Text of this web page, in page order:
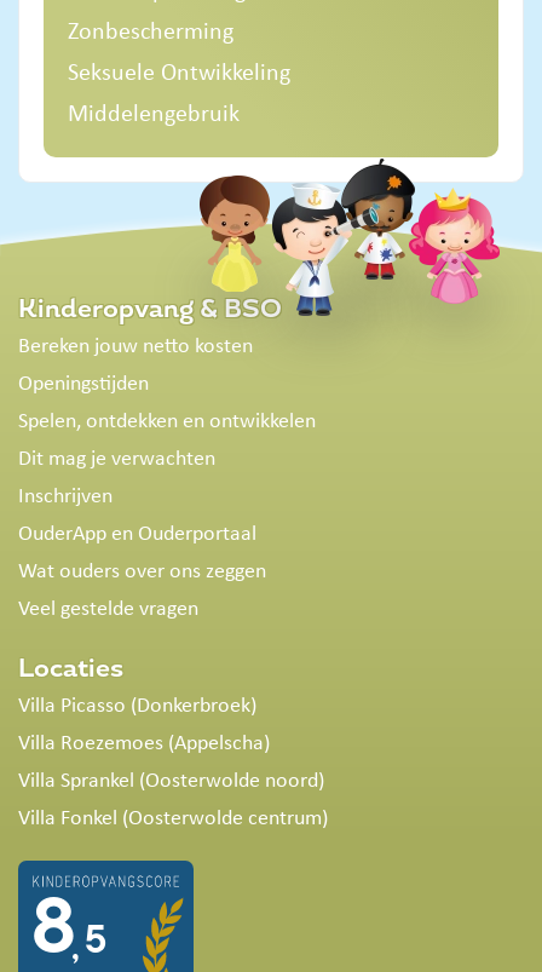
Zonbescherming
Seksuele Ontwikkeling
Middelengebruik
Kinderopvang & BSO
Bereken jouw netto kosten
Openingstijden
Spelen, ontdekken en ontwikkelen
Dit mag je verwachten
Inschrijven
OuderApp en Ouderportaal
Wat ouders over ons zeggen
Veel gestelde vragen
Locaties
Villa Picasso (Donkerbroek)
Villa Roezemoes (Appelscha)
Villa Sprankel (Oosterwolde noord)
Villa Fonkel (Oosterwolde centrum)